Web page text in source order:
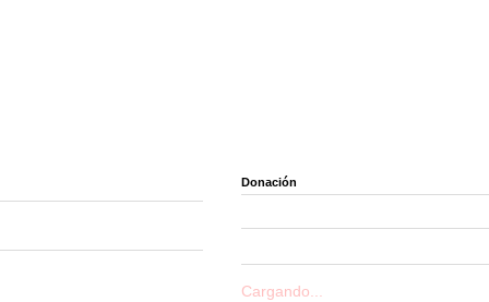
Donación
Cargando...